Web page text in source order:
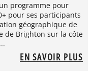
programme pour
pour ses participants
géographique de
de Brighton sur la côte
EN SAVOIR PLUS